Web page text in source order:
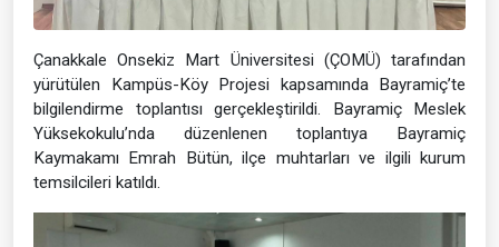
Çanakkale Onsekiz Mart Üniversitesi (ÇOMÜ) tarafından
yürütülen Kampüs-Köy Projesi kapsamında Bayramiç’te
bilgilendirme toplantısı gerçekleştirildi. Bayramiç Meslek
Yüksekokulu’nda düzenlenen toplantıya Bayramiç
Kaymakamı Emrah Bütün, ilçe muhtarları ve ilgili kurum
temsilcileri katıldı.